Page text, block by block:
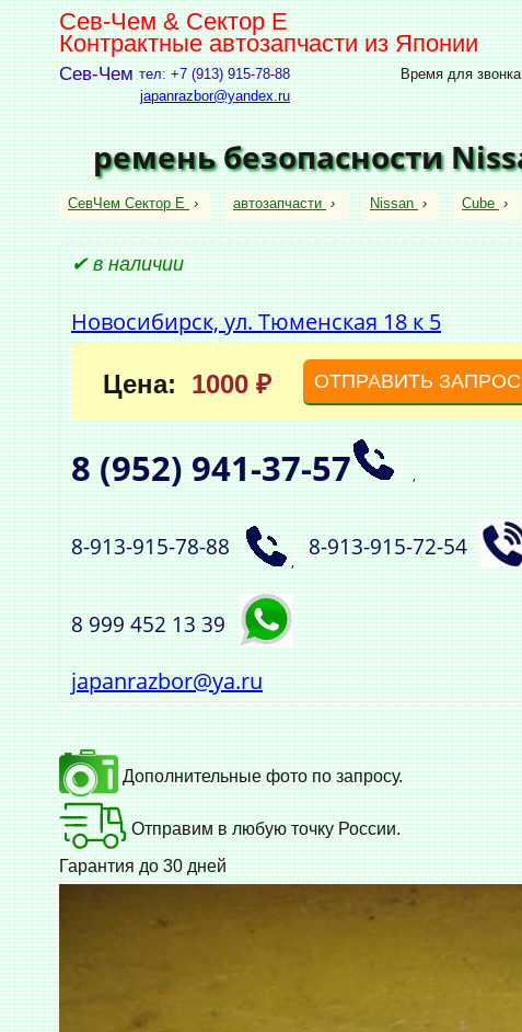
Сев-Чем & Сектор Е
Контрактные автозапчасти из Японии
Сев-Чем тел: +7 (913) 915-78-88
japanrazbor@yandex.ru
Время для
ремень безопасности
СевЧем Сектор Е › автозапчасти › Nissan › Cube ›
✔ в наличии
Новосибирск, ул. Тюменская 18 к 5
Цена: 1000 ₽ ОТПРАВИТЬ ЗАПРОС
8 (952)941‑37‑57 ,
8‑913‑915‑78‑88
,
8‑913‑915‑72‑54
8 999 452 13 39
japanrazbor@ya.ru
Дополнительные фото по запросу.
Отправим в любую точку России.
Гарантия до 30 дней